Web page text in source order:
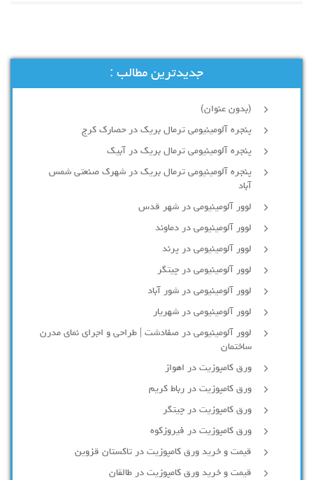
جدیدترین مطالب :
(بدون عنوان)
پنجره آلومینیومی ترمال بریک در حصارک کرج
پنجره آلومینیومی ترمال بریک در آبیک
پنجره آلومینیومی ترمال بریک در شهرک صنعتی شمس
آباد
لوور آلومینیومی در شهر قدس
لوور آلومینیومی در دماوند
لوور آلومینیومی در پرند
لوور آلومینیومی در چیتگر
لوور آلومینیومی در شور آباد
لوور آلومينيومي در شهريار
لوور آلومینیومی در صفادشت | طراحی و اجرای نمای مدرن
ساختمان
ورق کامپوزیت در اهواز
ورق کامپوزیت در رباط کریم
ورق کامپوزیت در چیتگر
ورق کامپوزیت در فیروزکوه
قیمت و خرید ورق کامپوزیت در تاکستان قزوین
قیمت و خرید ورق کامپوزیت در طالقان